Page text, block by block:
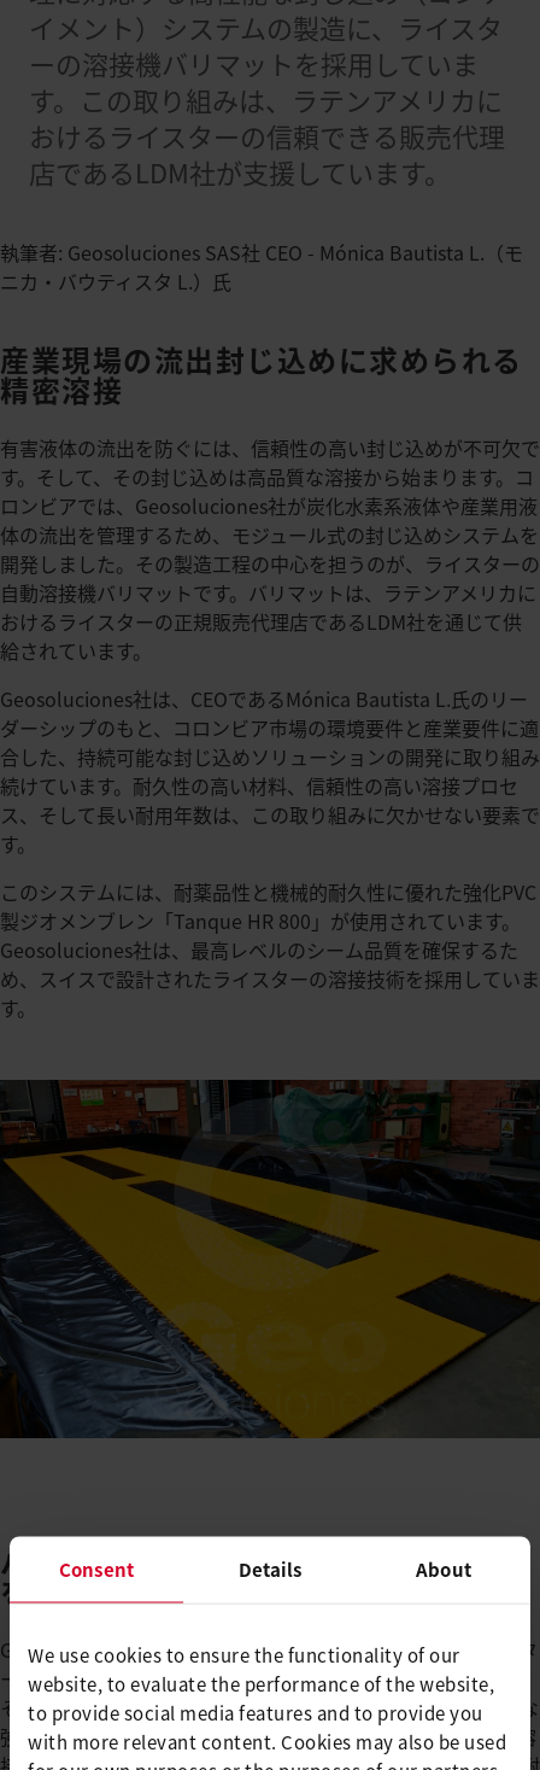
Consent Details About
We use cookies to ensure the functionality of our
website, to evaluate the performance of the website,
to provide social media features and to provide you
with more relevant content. Cookies may also be used
イメント）システムの製造に、ライスタ
ーの溶接機バリマットを採用していま
す。この取り組みは、ラテンアメリカに
おけるライスターの信頼できる販売代理
店であるLDM社が支援しています。
執筆者: Geosoluciones SAS社 CEO - Mónica Bautista L.（モ
ニカ・バウティスタ L.）氏
産業現場の流出封じ込めに求められる
精密溶接
有害液体の流出を防ぐには、信頼性の高い封じ込めが不可欠で
す。そして、その封じ込めは高品質な溶接から始まります。コ
ロンビアでは、Geosoluciones社が炭化水素系液体や産業用液
体の流出を管理するため、モジュール式の封じ込めシステムを
開発しました。その製造工程の中心を担うのが、ライスターの
自動溶接機バリマットです。バリマットは、ラテンアメリカに
おけるライスターの正規販売代理店であるLDM社を通じて供
給されています。
Geosoluciones社は、CEOであるMónica Bautista L.氏のリー
ダーシップのもと、コロンビア市場の環境要件と産業要件に適
合した、持続可能な封じ込めソリューションの開発に取り組み
続けています。耐久性の高い材料、信頼性の高い溶接プロセ
ス、そして長い耐用年数は、この取り組みに欠かせない要素で
す。
このシステムには、耐薬品性と機械的耐久性に優れた強化PVC
製ジオメンブレン「Tanque HR 800」が使用されています。
Geosoluciones社は、最高レベルのシーム品質を確保するた
め、スイスで設計されたライスターの溶接技術を採用していま
す。
バリマットの活用：信頼性の高い結果
を支える精度
Geosoluciones社の製造施設では、生産工程においてライスタ
ーの自動溶接機バリマットが中心的な役割を果たしています。
その高い精度と安定した溶接性能により、各接合部の機械的な
強度と信頼性を確保できます。スピーディーな施工、均一な溶